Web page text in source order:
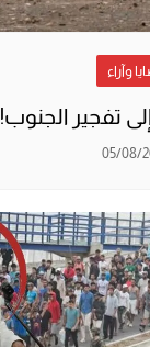
وآراء
تفجير الجنوب!
05/08/